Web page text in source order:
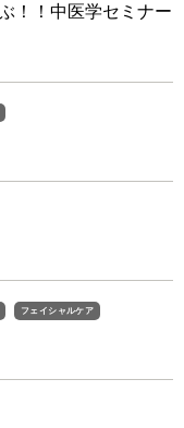
！！中医学セミナー
フェイシャルケア